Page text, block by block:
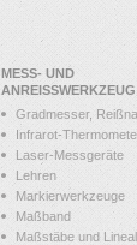
MESS- UND
ANREISSWERKZEUG
Gradmesser,
Infrarot-
Laser-Messgeräte
Lehren
Markierwerkzeuge
Maßband
Maßstäbe und